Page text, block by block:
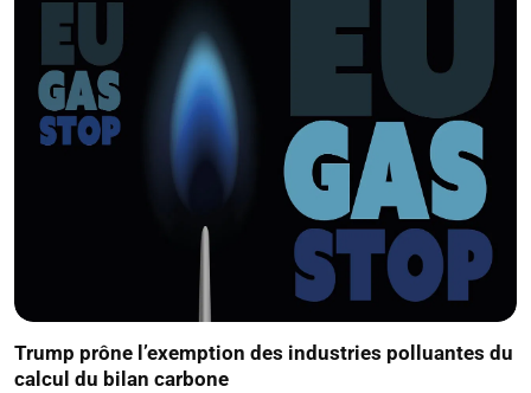
Trump prône l’exemption des industries polluantes du
calcul du bilan carbone